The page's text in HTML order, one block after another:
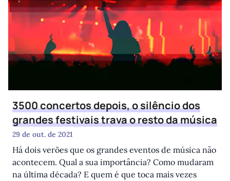
3500 concertos depois, o silêncio dos
grandes festivais trava o resto da música
29 de out. de 2021
Há dois verões que os grandes eventos de música não
acontecem. Qual a sua importância? Como mudaram
na última década? E quem é que toca mais vezes